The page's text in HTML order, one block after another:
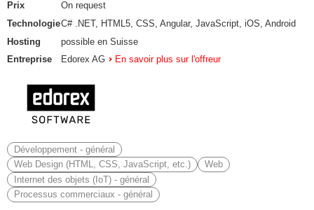
Prix
On request
TechnologieC# .NET, HTML5, CSS, Angular, JavaScript, iOS, Android
Hosting
possible en Suisse
Entreprise
Edorex AG En savoir plus sur l'offreur
Développement - général
Web Design (HTML, CSS, JavaScript, etc.)
Web
Internet des objets (IoT) - général
Processus commerciaux - général